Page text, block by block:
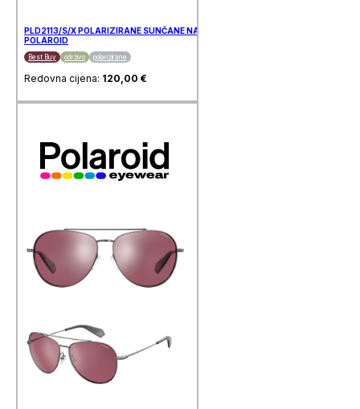
PLD2113/S/X POLARIZIRANE SUNČANE NAOČALE
POLAROID
Best Buy održivo polarizirane
Redovna cijena: 120,00 €